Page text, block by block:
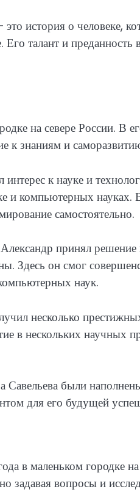
история о человеке,
Его талант и
на севере России. В
к знаниям и
интерес к науке и
и компьютерных
самостоятельно.
принял
Здесь он смог
наук.
несколько
в нескольких научных
Савельева были
для его будущей
в маленьком городке
задавая вопросы и